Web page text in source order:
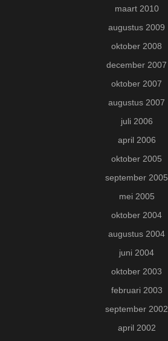
maart 2010
augustus 2009
oktober 2008
december 2007
oktober 2007
augustus 2007
juli 2006
april 2006
oktober 2005
september 2005
mei 2005
oktober 2004
augustus 2004
juni 2004
oktober 2003
februari 2003
september 2002
april 2002